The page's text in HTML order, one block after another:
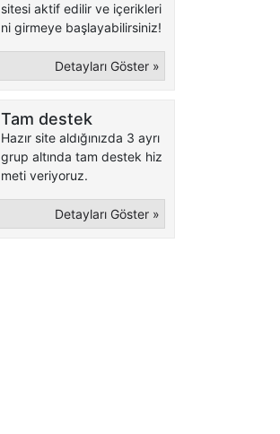
sitesi aktif edilir ve içerikleri
ni girmeye başlayabilirsiniz!
Detayları Göster »
Tam destek
Hazır site aldığınızda 3 ayrı
grup altında tam destek hiz
meti veriyoruz.
Detayları Göster »